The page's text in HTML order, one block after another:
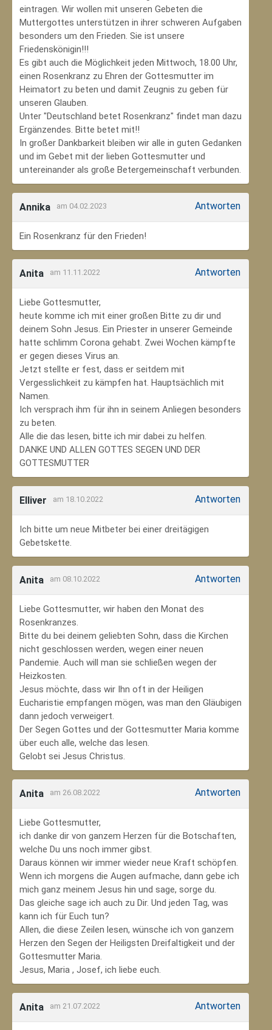
eintragen. Wir wollen mit unseren Gebeten die
Muttergottes unterstützen in ihrer schweren Aufgaben
besonders um den Frieden. Sie ist unsere
Friedenskönigin!!!
Es gibt auch die Möglichkeit jeden Mittwoch, 18.00 Uhr,
einen Rosenkranz zu Ehren der Gottesmutter im
Heimatort zu beten und damit Zeugnis zu geben für
unseren Glauben.
Unter "Deutschland betet Rosenkranz" findet man dazu
Ergänzendes. Bitte betet mit!!
In großer Dankbarkeit bleiben wir alle in guten Gedanken
und im Gebet mit der lieben Gottesmutter und
untereinander als große Betergemeinschaft verbunden.
Annika am 04.02.2023 Antworten
Ein Rosenkranz für den Frieden!
Anita am 11.11.2022 Antworten
Liebe Gottesmutter,
heute komme ich mit einer großen Bitte zu dir und
deinem Sohn Jesus. Ein Priester in unserer Gemeinde
hatte schlimm Corona gehabt. Zwei Wochen kämpfte
er gegen dieses Virus an.
Jetzt stellte er fest, dass er seitdem mit
Vergesslichkeit zu kämpfen hat. Hauptsächlich mit
Namen.
Ich versprach ihm für ihn in seinem Anliegen besonders
zu beten.
Alle die das lesen, bitte ich mir dabei zu helfen.
DANKE UND ALLEN GOTTES SEGEN UND DER
GOTTESMUTTER
Elliver am 18.10.2022 Antworten
Ich bitte um neue Mitbeter bei einer dreitägigen
Gebetskette.
Anita am 08.10.2022 Antworten
Liebe Gottesmutter, wir haben den Monat des
Rosenkranzes.
Bitte du bei deinem geliebten Sohn, dass die Kirchen
nicht geschlossen werden, wegen einer neuen
Pandemie. Auch will man sie schließen wegen der
Heizkosten.
Jesus möchte, dass wir Ihn oft in der Heiligen
Eucharistie empfangen mögen, was man den Gläubigen
dann jedoch verweigert.
Der Segen Gottes und der Gottesmutter Maria komme
über euch alle, welche das lesen.
Gelobt sei Jesus Christus.
Anita am 26.08.2022 Antworten
Liebe Gottesmutter,
ich danke dir von ganzem Herzen für die Botschaften,
welche Du uns noch immer gibst.
Daraus können wir immer wieder neue Kraft schöpfen.
Wenn ich morgens die Augen aufmache, dann gebe ich
mich ganz meinem Jesus hin und sage, sorge du.
Das gleiche sage ich auch zu Dir. Und jeden Tag, was
kann ich für Euch tun?
Allen, die diese Zeilen lesen, wünsche ich von ganzem
Herzen den Segen der Heiligsten Dreifaltigkeit und der
Gottesmutter Maria.
Jesus, Maria , Josef, ich liebe euch.
Anita am 21.07.2022 Antworten